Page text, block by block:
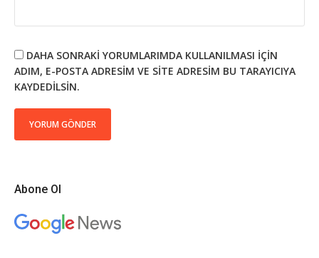
DAHA SONRAKI YORUMLARIMDA KULLANILMASI IÇIN
ADIM, E-POSTA ADRESIM VE SITE ADRESIM BU TARAYICIYA
KAYDEDILSIN.
Abone Ol